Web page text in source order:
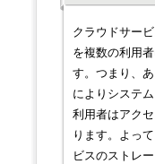
クラウドサー
を複数の利用
す。つまり、
によりシステ
利用者はアク
ります。よっ
ビスのストレ